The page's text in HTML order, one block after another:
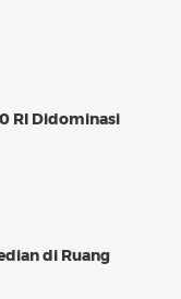
RI Didominasi
di Ruang